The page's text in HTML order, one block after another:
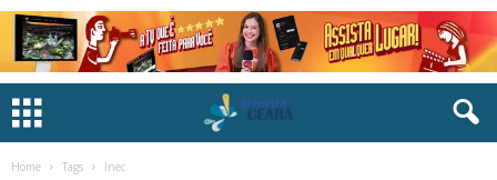
Home Tags Inec